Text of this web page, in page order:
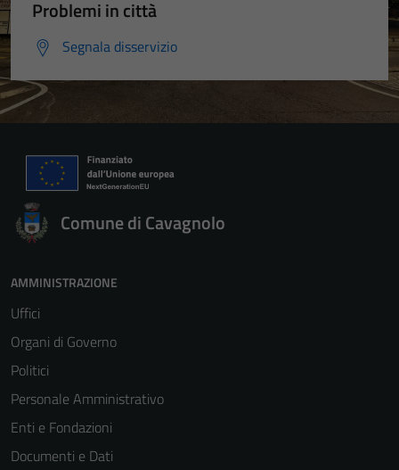
Problemi in città
Segnala disservizio
Comune di Cavagnolo
AMMINISTRAZIONE
Uffici
Organi di Governo
Politici
Personale Amministrativo
Enti e Fondazioni
Documenti e Dati